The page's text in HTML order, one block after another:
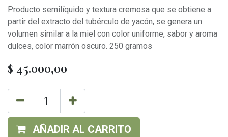
Producto semilíquido y textura cremosa que se obtiene a
partir del extracto del tubérculo de yacón, se genera un
volumen similar a la miel con color uniforme, sabor y aroma
dulces, color marrón oscuro. 250 gramos
$ 45.000,00
AÑADIR AL CARRITO